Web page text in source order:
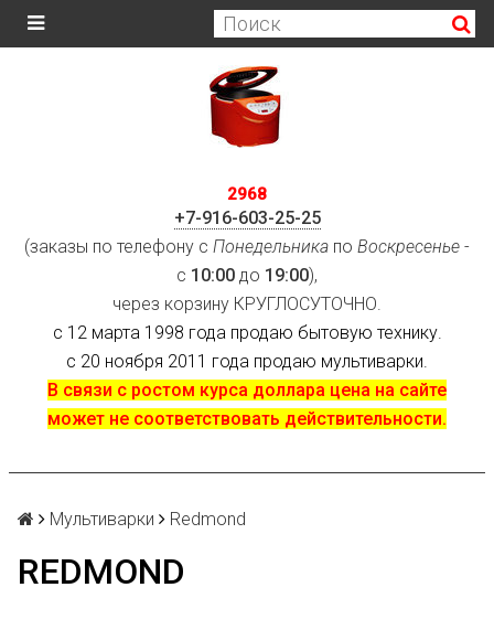
2968
+7-916-603-25-25
(заказы по телефону с Понедельника по Воскресенье -
с 10:00 до 19:00),
через корзину КРУГЛОСУТОЧНО.
с 12 марта 1998 года продаю бытовую технику.
с 20 ноября 2011 года продаю мультиварки.
В связи с ростом курса доллара цена на сайте
может не соответствовать действительности.
Мультиварки Redmond
REDMOND